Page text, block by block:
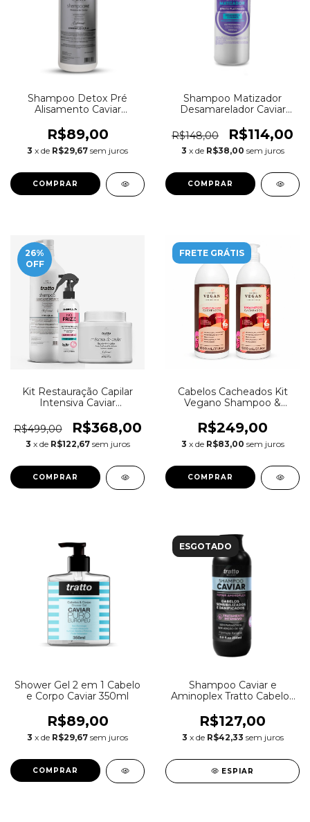
Shampoo Detox Pré
Alisamento Caviar
R$89,00
3 x de R$29,67 sem juros
Shampoo Matizador
Desamarelador Caviar
R$148,00
R$114,00
3 x de R$38,00 sem juros
26%
OFF
Kit Restauração Capilar
Intensiva Caviar
Bancada
R$499,00 R$368,00
3 x de R$122,67 sem juros
FRETE GRÁTIS
Cabelos Cacheados Kit
Vegano Shampoo &
R$249,00
3 x de R$83,00 sem juros
Shower Gel 2 em 1 Cabelo
e Corpo Caviar 350ml
R$89,00
3 x de R$29,67 sem juros
ESGOTADO
Shampoo Caviar e
Aminoplex Tratto Cabelos
250ml
R$127,00
3 x de R$42,33 sem juros
ESPIAR